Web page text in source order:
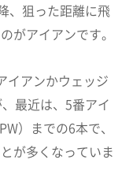
、狙った距離に飛
がアイアンです。
イアンかウェッジ
最近は、5番アイ
）までの6本で、
が多くなっていま